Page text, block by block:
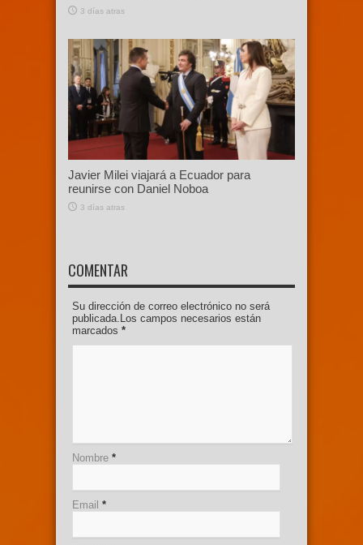
3 días atras
Javier Milei viajará a Ecuador para
reunirse con Daniel Noboa
3 días atras
COMENTAR
Su dirección de correo electrónico no será
publicada.Los campos necesarios están
marcados *
Nombre *
Email *